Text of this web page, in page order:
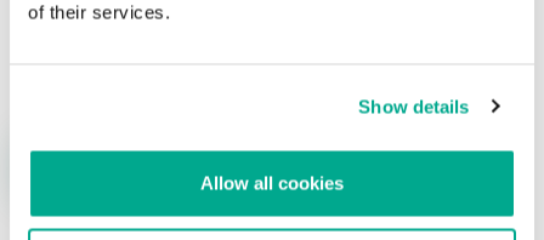
of their services.
Show details
Allow all cookies